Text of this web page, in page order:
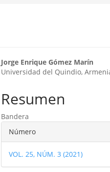
Contenido
principal
del
artículo
Jorge Enrique Gómez Marín
Universidad del Quindio,
Resumen
Bandera
Detalles
del
artículo
Número
VOL. 25, NÚM. 3 (2021)